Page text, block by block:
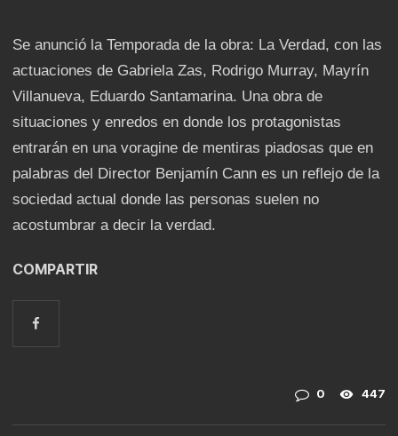
Se anunció la Temporada de la obra: La Verdad, con las
actuaciones de Gabriela Zas, Rodrigo Murray, Mayrín
Villanueva, Eduardo Santamarina. Una obra de
situaciones y enredos en donde los protagonistas
entrarán en una voragine de mentiras piadosas que en
palabras del Director Benjamín Cann es un reflejo de la
sociedad actual donde las personas suelen no
acostumbrar a decir la verdad.
COMPARTIR
0 447